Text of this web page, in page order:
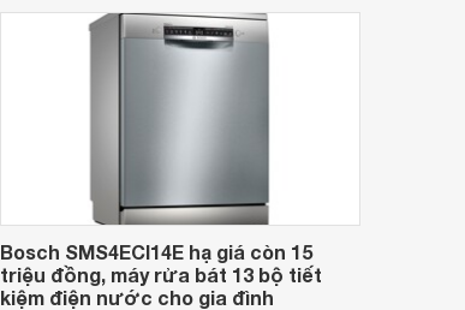
Bosch SMS4ECI14E hạ giá còn 15
triệu đồng, máy rửa bát 13 bộ tiết
kiệm điện nước cho gia đình